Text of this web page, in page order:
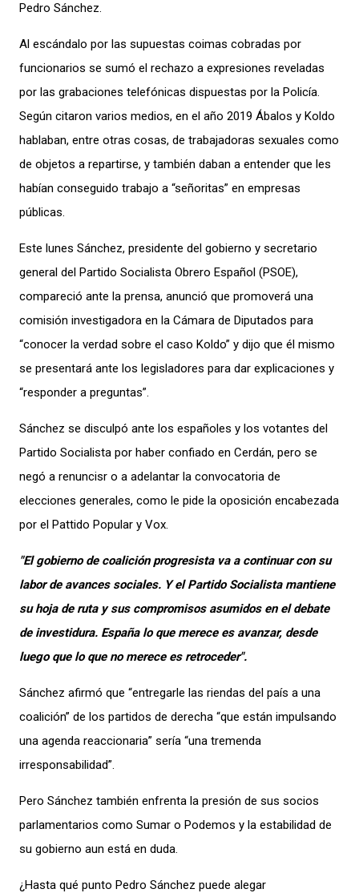
Pedro Sánchez.
Al escándalo por las supuestas coimas cobradas por
funcionarios se sumó el rechazo a expresiones reveladas
por las grabaciones telefónicas dispuestas por la Policía.
Según citaron varios medios, en el año 2019 Ábalos y Koldo
hablaban, entre otras cosas, de trabajadoras sexuales como
de objetos a repartirse, y también daban a entender que les
habían conseguido trabajo a “señoritas” en empresas
públicas.
Este lunes Sánchez, presidente del gobierno y secretario
general del Partido Socialista Obrero Español (PSOE),
compareció ante la prensa, anunció que promoverá una
comisión investigadora en la Cámara de Diputados para
“conocer la verdad sobre el caso Koldo” y dijo que él mismo
se presentará ante los legisladores para dar explicaciones y
“responder a preguntas”.
Sánchez se disculpó ante los españoles y los votantes del
Partido Socialista por haber confiado en Cerdán, pero se
negó a renuncisr o a adelantar la convocatoria de
elecciones generales, como le pide la oposición encabezada
por el Pattido Popular y Vox.
"El gobierno de coalición progresista va a continuar con su
labor de avances sociales. Y el Partido Socialista mantiene
su hoja de ruta y sus compromisos asumidos en el debate
de investidura. España lo que merece es avanzar, desde
luego que lo que no merece es retroceder".
Sánchez afirmó que “entregarle las riendas del país a una
coalición” de los partidos de derecha “que están impulsando
una agenda reaccionaria” sería “una tremenda
irresponsabilidad”.
Pero Sánchez también enfrenta la presión de sus socios
parlamentarios como Sumar o Podemos y la estabilidad de
su gobierno aun está en duda.
¿Hasta qué punto Pedro Sánchez puede alegar